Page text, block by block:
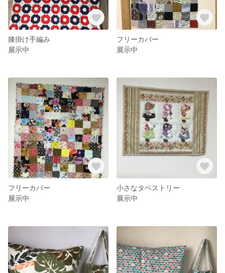
膝掛け手編み
展示中
フリーカバー
展示中
フリーカバー
展示中
小さなタペストリー
展示中